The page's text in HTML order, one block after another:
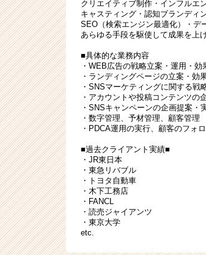
クリエイティブ制作・インフルエ
キャスティング・認知ブランディ
SEO（検索エンジン最適化）・デ
あらゆる手段を駆使して成果を上
■具体的な業務内容
・WEB広告の戦略立案・運用・効
・ランディングページの立案・効
・SNSマーケティングに関する戦
・アカウントや投稿コンテンツの
・SNSキャンペーンの企画提案・
・数字管理、予材管理、顧客管理
・PDCA運用の実行、顧客のフォ
■過去クライアント実績■
・JR東日本
・東急リバブル
・トヨタ自動車
・木下工務店
・FANCL
・読売ジャイアンツ
・東京大学
etc.